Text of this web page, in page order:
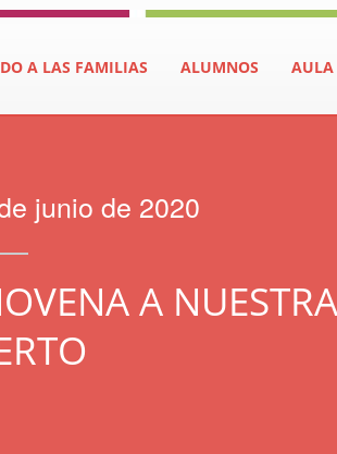
A LAS FAMILIAS ALUMNOS AULA
junio de 2020
A